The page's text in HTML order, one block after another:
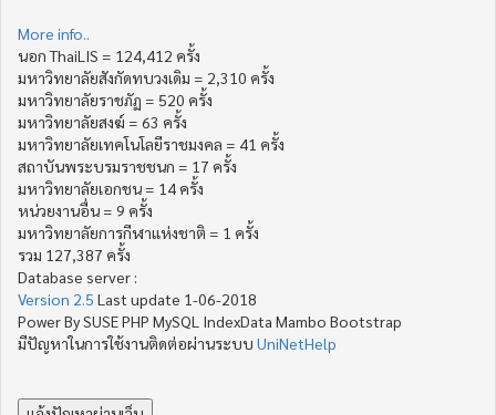
More info..
นอก ThaiLIS = 124,412 ครั้ง
มหาวิทยาลัยสังกัดทบวงเดิม = 2,310 ครั้ง
มหาวิทยาลัยราชภัฏ = 520 ครั้ง
มหาวิทยาลัยสงฆ์ = 63 ครั้ง
มหาวิทยาลัยเทคโนโลยีราชมงคล = 41 ครั้ง
สถาบันพระบรมราชชนก = 17 ครั้ง
มหาวิทยาลัยเอกชน = 14 ครั้ง
หน่วยงานอื่น = 9 ครั้ง
มหาวิทยาลัยการกีฬาแห่งชาติ = 1 ครั้ง
รวม 127,387 ครั้ง
Database server :
Version 2.5 Last update 1-06-2018
Power By SUSE PHP MySQL IndexData Mambo Bootstrap
มีปัญหาในการใช้งานติดต่อผ่านระบบ UniNetHelp